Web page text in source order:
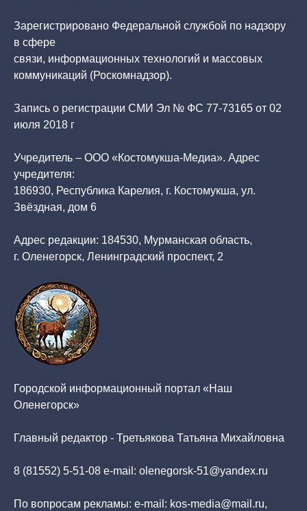
Зарегистрировано Федеральной службой по надзору
в сфере
связи, информационных технологий и массовых
коммуникаций (Роскомнадзор).
Запись о регистрации СМИ Эл № ФС 77-73165 от 02
июля 2018 г
Учредитель – ООО «Костомукша-Медиа». Адрес
учредителя:
186930, Республика Карелия, г. Костомукша, ул.
Звёздная, дом 6
Адрес редакции: 184530, Мурманская область,
г. Оленегорск, Ленинградский проспект, 2
Городской информационный портал «Наш
Оленегорск»
Главный редактор - Третьякова Татьяна Михайловна
8 (81552) 5-51-08 e-mail: olenegorsk-51@yandex.ru
По вопросам рекламы: e-mail: kos-media@mail.ru,